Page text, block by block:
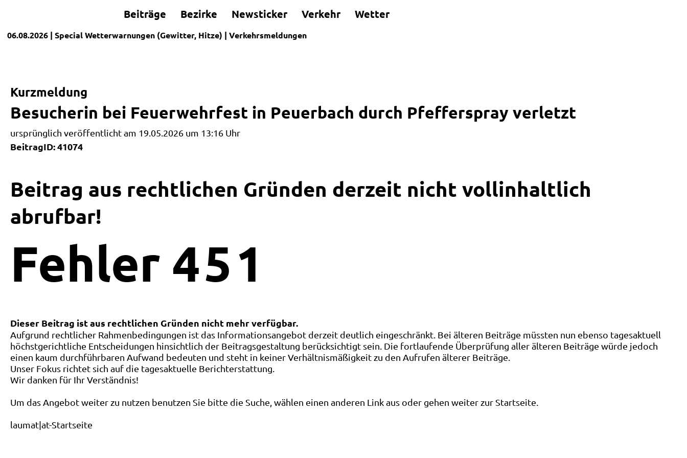
Beiträge Bezirke Newsticker Verkehr Wetter
06.08.2026 | SpecialWetterwarnungen (Gewitter, Hitze) | Verkehrsmeldungen
Kurzmeldung
Besucherin bei Feuerwehrfest in Peuerbach durch Pfefferspray verletzt
ursprünglich veröffentlicht am 19.05.2026 um 13:16 Uhr
BeitragID: 41074
Beitrag aus rechtlichen Gründen derzeit nicht vollinhaltlich
abrufbar!
Fehler 4 5 1
Dieser Beitrag ist aus rechtlichen Gründen nicht mehr verfügbar.
Aufgrund rechtlicher Rahmenbedingungen ist das Informationsangebot derzeit deutlich eingeschränkt. Bei älteren Beiträge müssten nun ebenso tagesaktuell
höchstgerichtliche Entscheidungen hinsichtlich der Beitragsgestaltung berücksichtigt sein. Die fortlaufende Überprüfung aller älteren Beiträge würde jedoch
einen kaum durchführbaren Aufwand bedeuten und steht in keiner Verhältnismäßigkeit zu den Aufrufen älterer Beiträge.
Unser Fokus richtet sich auf die tagesaktuelle Berichterstattung.
Wir danken für Ihr Verständnis!
Um das Angebot weiter zu nutzen benutzen Sie bitte die Suche, wählen einen anderen Link aus oder gehen weiter zur Startseite.
laumat|at-Startseite